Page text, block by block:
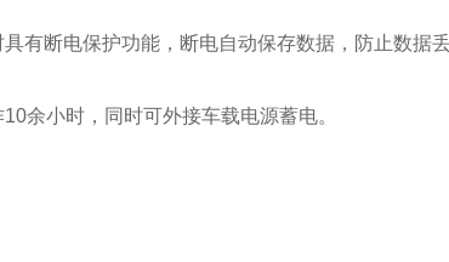
有断电保护功能，断电自动保存数据，防止数据
余小时，同时可外接车载电源蓄电。